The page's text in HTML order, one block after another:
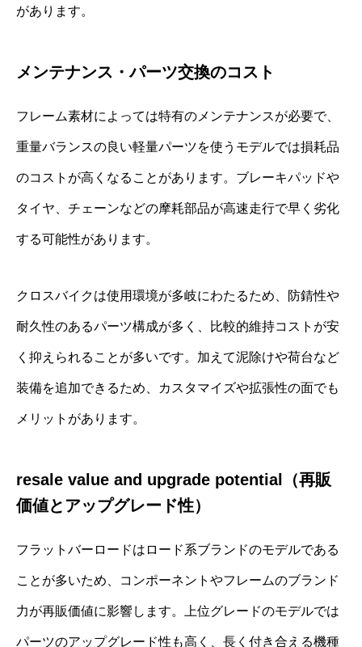
があります。
メンテナンス・パーツ交換のコスト
フレーム素材によっては特有のメンテナンスが必要で、
重量バランスの良い軽量パーツを使うモデルでは損耗品
のコストが高くなることがあります。ブレーキパッドや
タイヤ、チェーンなどの摩耗部品が高速走行で早く劣化
する可能性があります。
クロスバイクは使用環境が多岐にわたるため、防錆性や
耐久性のあるパーツ構成が多く、比較的維持コストが安
く抑えられることが多いです。加えて泥除けや荷台など
装備を追加できるため、カスタマイズや拡張性の面でも
メリットがあります。
resale value and upgrade potential（再販
価値とアップグレード性）
フラットバーロードはロード系ブランドのモデルである
ことが多いため、コンポーネントやフレームのブランド
力が再販価値に影響します。上位グレードのモデルでは
パーツのアップグレード性も高く、長く付き合える機種